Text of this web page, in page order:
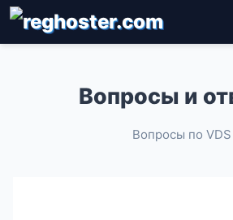
Вопросы и
Вопросы по VDS